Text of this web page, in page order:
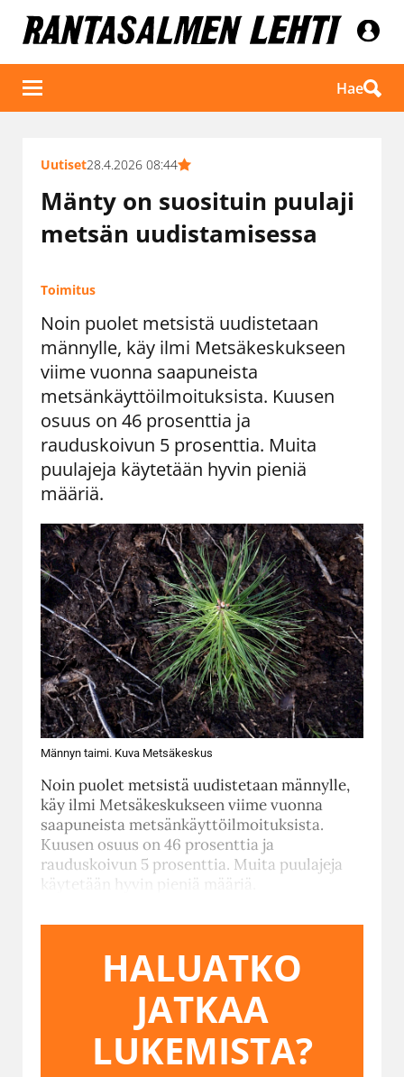
Hae
Uutiset28.4.2026 08:44
Mänty on suosituin puulaji
metsän uudistamisessa
Toimitus
Noin puolet metsistä uudistetaan
männylle, käy ilmi Metsäkeskukseen
viime vuonna saapuneista
metsänkäyttöilmoituksista. Kuusen
osuus on 46 prosenttia ja
rauduskoivun 5 prosenttia. Muita
puulajeja käytetään hyvin pieniä
määriä.
Männyn taimi. Kuva Metsäkeskus
Noin puolet metsistä uudistetaan männylle,
käy ilmi Metsäkeskukseen viime vuonna
saapuneista metsänkäyttöilmoituksista.
Kuusen osuus on 46 prosenttia ja
rauduskoivun 5 prosenttia. Muita puulajeja
käytetään hyvin pieniä määriä.
HALUATKO
JATKAA
LUKEMISTA?